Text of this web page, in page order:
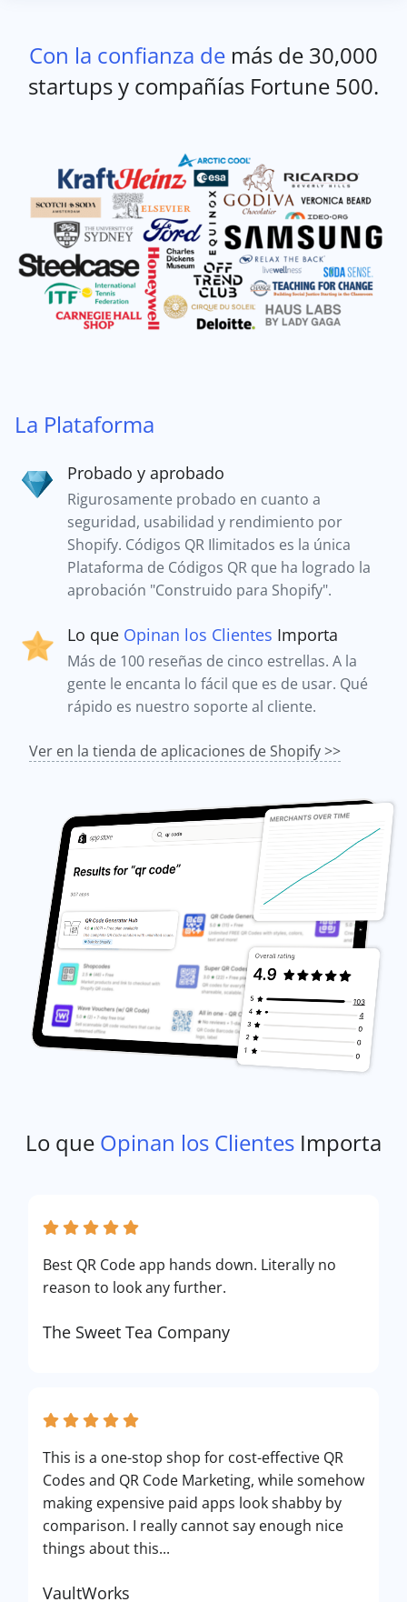
Con la confianza de más de 30,000
startups y compañías Fortune 500.
La Plataforma
Probado y aprobado
Rigurosamente probado en cuanto a
seguridad, usabilidad y rendimiento por
Shopify. Códigos QR Ilimitados es la única
Plataforma de Códigos QR que ha logrado la
aprobación "Construido para Shopify".
Lo que Opinan los Clientes Importa
Más de 100 reseñas de cinco estrellas. A la
gente le encanta lo fácil que es de usar. Qué
rápido es nuestro soporte al cliente.
Ver en la tienda de aplicaciones de Shopify >>
Lo que Opinan los Clientes Importa
Best QR Code app hands down. Literally no
reason to look any further.
The Sweet Tea Company
This is a one-stop shop for cost-effective QR
Codes and QR Code Marketing, while somehow
making expensive paid apps look shabby by
comparison. I really cannot say enough nice
things about this...
VaultWorks